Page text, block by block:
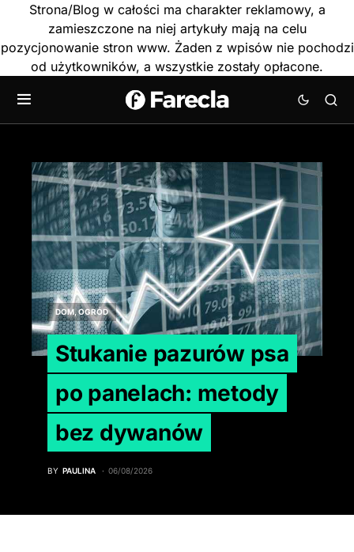
Strona/Blog w całości ma charakter reklamowy, a
zamieszczone na niej artykuły mają na celu
pozycjonowanie stron www. Żaden z wpisów nie pochodzi
od użytkowników, a wszystkie zostały opłacone.
DOM, OGRÓD
Stukanie pazurów psa
po panelach: metody
bez dywanów
BY PAULINA 06/08/2026